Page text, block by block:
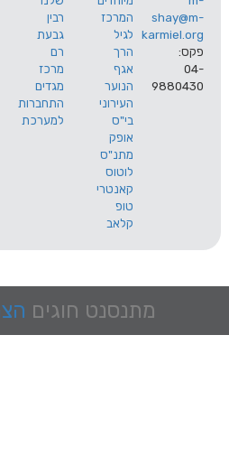
המרכז
לגיל
הרך
אגף
הנוער
רבין
גבעת
רם
מרכז
מגדים
התחברות
למערכת
מתנסנט חוגים הצהרת